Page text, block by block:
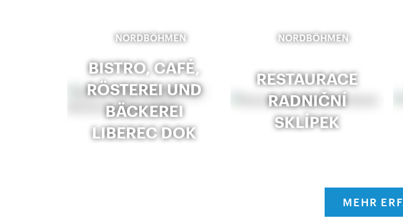
NORDBÖHMEN
BISTRO, CAFÉ,
RÖSTEREI UND
BÄCKEREI
LIBEREC DOK
NORDBÖHMEN
RESTAURACE
RADNIČNÍ
SKLÍPEK
MEHR